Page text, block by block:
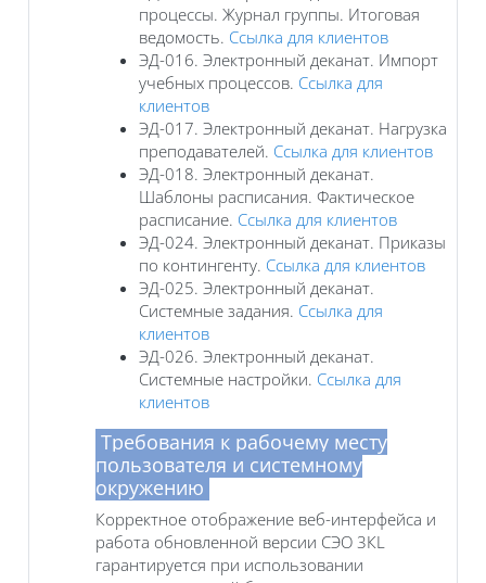
процессы. Журнал группы. Итоговая
ведомость. Ссылка для клиентов
ЭД-016. Электронный деканат. Импорт
учебных процессов. Ссылка для
клиентов
ЭД-017. Электронный деканат. Нагрузка
преподавателей. Ссылка для клиентов
ЭД-018. Электронный деканат.
Шаблоны расписания. Фактическое
расписание. Ссылка для клиентов
ЭД-024. Электронный деканат. Приказы
по контингенту. Ссылка для клиентов
ЭД-025. Электронный деканат.
Системные задания. Ссылка для
клиентов
ЭД-026. Электронный деканат.
Системные настройки. Ссылка для
клиентов
Требования к рабочему месту
пользователя и системному
окружению
Корректное отображение веб-интерфейса и
работа обновленной версии СЭО 3КL
гарантируется при использовании